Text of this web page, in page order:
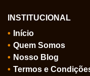
INSTITUCIONAL
Início
Quem Somos
Nosso Blog
Termos e